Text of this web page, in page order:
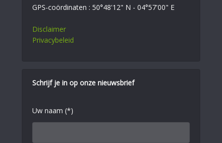
GPS-coördinaten : 50°48'12" N - 04°57'00" E
Disclaimer
Privacybeleid
Schrijf je in op onze nieuwsbrief
Uw naam (*)